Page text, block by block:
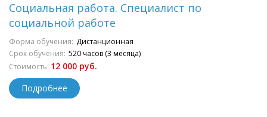
Социальная работа. Специалист по
социальной работе
Форма обучения: Дистанционная
Срок обучения: 520 часов (3 месяца)
Стоимость: 12 000 руб.
Подробнее